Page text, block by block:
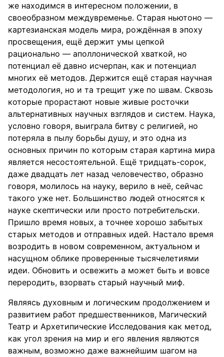
же находимся в интересном положении, в
своеобразном междувременье. Старая ньютоно —
картезианская модель мира, рождённая в эпоху
просвещения, ещё держит умы цепкой
рационально — аполлонической хваткой, но
потенциал её давно исчерпан, как и потенциал
многих её методов. Держится ещё старая научная
методология, но и та трещит уже по швам. Сквозь
которые прорастают новые живые росточки
альтернативных научных взглядов и систем. Наука,
условно говоря, выиграла битву с религией, но
потеряла в пылу борьбы душу, и это одна из
основных причин по которым старая картина мира
является несостоятельной. Ещё тридцать-сорок,
даже двадцать лет назад человечество, образно
говоря, молилось на науку, верило в неё, сейчас
такого уже нет. Большинство людей относятся к
науке скептически или просто потребительски.
Пришло время новых, а точнее хорошо забытых
старых методов и отправных идей. Настало время
возродить в новом современном, актуальном и
насущном облике проверенные тысячелетиями
идеи. Обновить и освежить а может быть и вовсе
переродить, взорвать старый научный миф.
Являясь духовным и логическим продолжением и
развитием работ предшественников, Магический
Театр и Архетипические Исследования как метод,
как угол зрения на мир и его явления являются
важным, возможно даже важнейшим шагом на